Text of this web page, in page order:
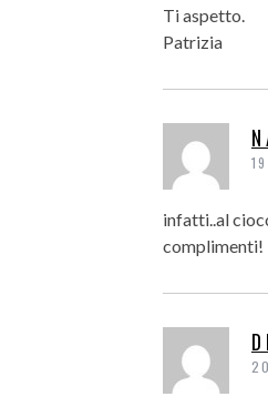
Ti aspetto.
Patrizia
infatti..al
complimenti!